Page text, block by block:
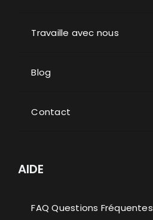
Travaille avec nous
Blog
Contact
AIDE
FAQ Questions Fréquentes